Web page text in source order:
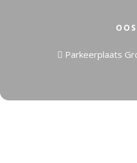
Parkeerplaats